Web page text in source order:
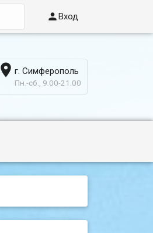
Вход
 г. Симферополь
Пн.-сб., 9.00-21.00